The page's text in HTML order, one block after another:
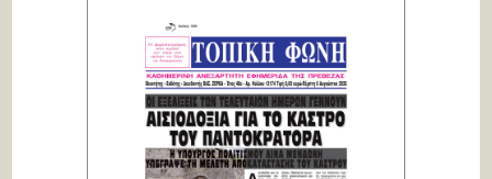
ΑΡΙΩΝ
Ιστορίες Καθημερινής
Τρέλας
Επισημάνσεις
Δίνουν και παίρνουν οι
συλλήψεις...